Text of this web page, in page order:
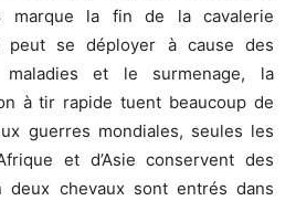
marque la fin de la cavalerie
peut se déployer à cause des
et le surmenage, la
à tir rapide tuent beaucoup de
guerres mondiales, seules les
et d’Asie conservent des
deux chevaux sont entrés dans